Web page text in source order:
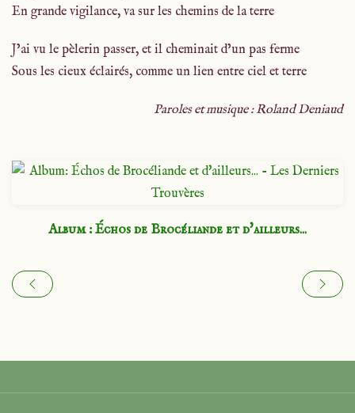
En grande vigilance, va sur les chemins de la terre
J’ai vu le pèlerin passer, et il cheminait d’un pas ferme
Sous les cieux éclairés, comme un lien entre ciel et terre
Paroles et musique : Roland Deniaud
Album : Échos de Brocéliande et d'ailleurs...